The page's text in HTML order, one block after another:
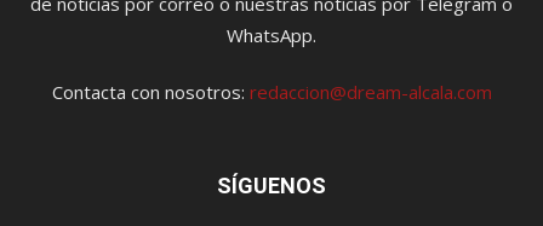
WhatsApp.
Contacta con nosotros: redaccion@dream-alcala.com
SÍGUENOS